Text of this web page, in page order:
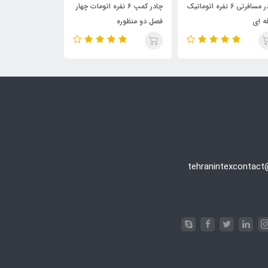
چادر مسافرتی 6 نفره اتوماتیک
چادر کمپ ۶ نفره اتومات چهار
فصل دو منظوره
چادر مسافرتی هیسکا مدل